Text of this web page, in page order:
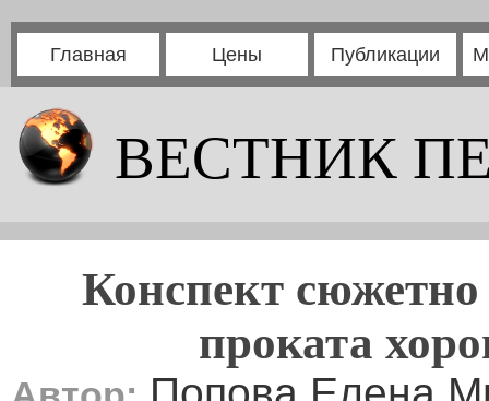
Главная Цены Публикации
ВЕСТНИК
Конспект
проката